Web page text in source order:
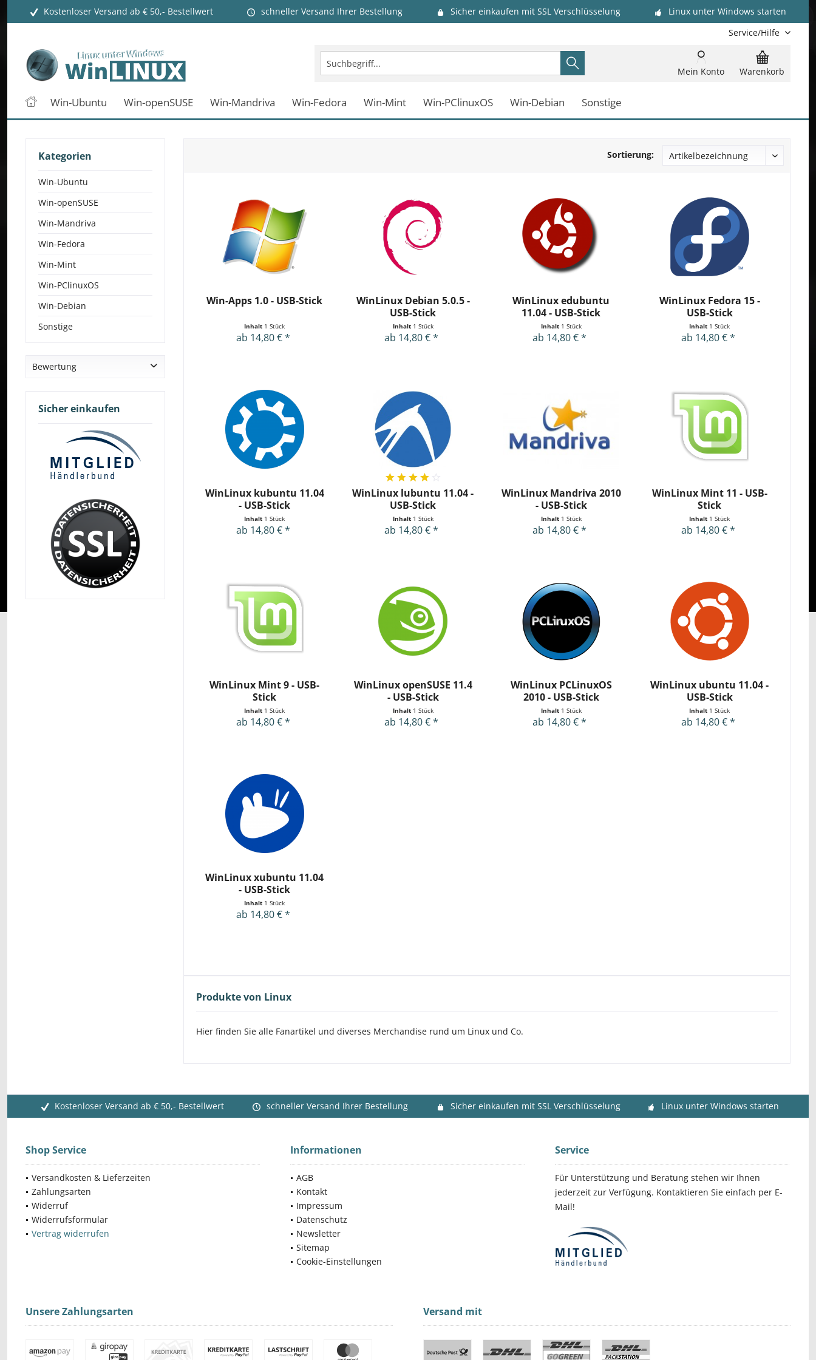
Kostenloser Versand ab € 50,- Bestellwert schneller Versand Ihrer Bestellung Sicher einkaufen mit SSL Verschlüsselung
Linux unter Windows starten
Service/Hilfe
Warenkorb
Mein Konto
Win-Ubuntu Win-openSUSE Win-Mandriva Win-Fedora Win-Mint Win-PClinuxOS Win-Debian Sonstige
Kategorien
Win-Ubuntu
Win-openSUSE
Win-Mandriva
Win-Fedora
Win-Mint
Win-PClinuxOS
Win-Debian
Sonstige
Bewertung
& mehr
& mehr
Sicher einkaufen
Sortierung:
Win-Apps 1.0 - USB-Stick
Inhalt 1 Stück
ab 14,80 € *
WinLinux Debian 5.0.5 -
USB-Stick
Inhalt 1 Stück
ab 14,80 € *
WinLinux edubuntu
11.04 - USB-Stick
Inhalt 1 Stück
ab 14,80 € *
WinLinux Fedora 15 -
USB-Stick
Inhalt 1 Stück
ab 14,80 € *
WinLinux kubuntu 11.04
- USB-Stick
Inhalt 1 Stück
ab 14,80 € *
WinLinux lubuntu 11.04 -
USB-Stick
Inhalt 1 Stück
ab 14,80 € *
WinLinux Mandriva 2010
- USB-Stick
Inhalt 1 Stück
ab 14,80 € *
WinLinux Mint 11 - USB-
Stick
Inhalt 1 Stück
ab 14,80 € *
WinLinux Mint 9 - USB-
Stick
Inhalt 1 Stück
ab 14,80 € *
WinLinux openSUSE 11.4
- USB-Stick
Inhalt 1 Stück
ab 14,80 € *
WinLinux PCLinuxOS
2010 - USB-Stick
Inhalt 1 Stück
ab 14,80 € *
WinLinux ubuntu 11.04 -
USB-Stick
Inhalt 1 Stück
ab 14,80 € *
WinLinux xubuntu 11.04
- USB-Stick
Inhalt 1 Stück
ab 14,80 € *
Produkte von Linux
Hier finden Sie alle Fanartikel und diverses Merchandise rund um Linux und Co.
Kostenloser Versand ab € 50,- Bestellwert schneller Versand Ihrer Bestellung Sicher einkaufen mit SSL Verschlüsselung Linux unter Windows starten
Shop Service
Versandkosten & Lieferzeiten
Zahlungsarten
Widerruf
Widerrufsformular
Vertrag widerrufen
Informationen
AGB
Kontakt
Impressum
Datenschutz
Newsletter
Sitemap
Cookie-Einstellungen
Service
Für Unterstützung und Beratung stehen wir Ihnen
jederzeit zur Verfügung. Kontaktieren Sie einfach per E-
Mail!
Unsere Zahlungsarten Versand mit